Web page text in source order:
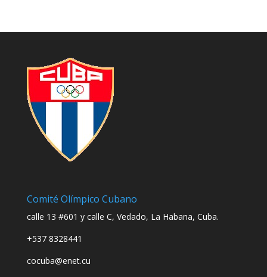
Comité Olímpico Cubano
calle 13 #601 y calle C, Vedado, La Habana, Cuba.
+537 8328441
cocuba@enet.cu